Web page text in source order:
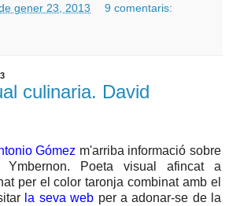
gener 23, 2013 9 comentaris:
culinaria. David
Gómez m'arriba informació sobre
Poeta visual afincat a
per el color taronja combinat amb el
la seva web per a adonar-se de la